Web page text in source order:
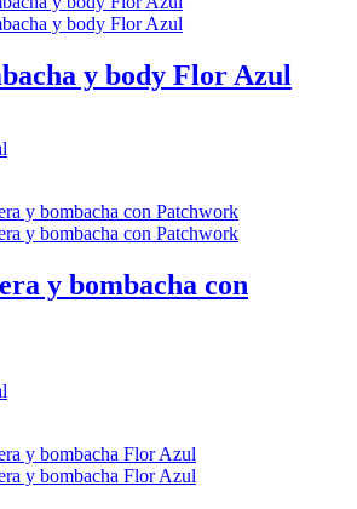
y body Flor Azul
y bombacha con